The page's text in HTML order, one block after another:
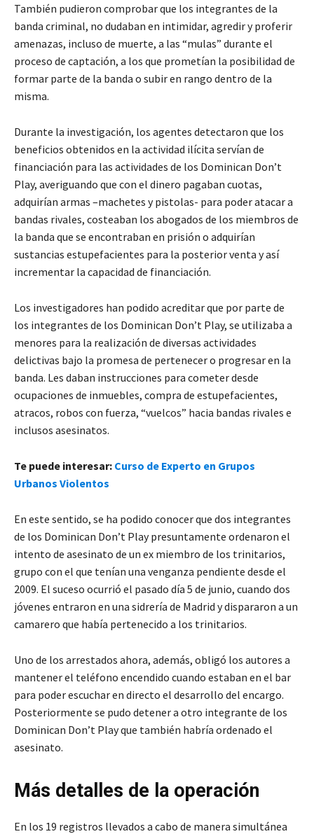
También pudieron comprobar que los integrantes de la
banda criminal, no dudaban en intimidar, agredir y proferir
amenazas, incluso de muerte, a las “mulas” durante el
proceso de captación, a los que prometían la posibilidad de
formar parte de la banda o subir en rango dentro de la
misma.
Durante la investigación, los agentes detectaron que los
beneficios obtenidos en la actividad ilícita servían de
financiación para las actividades de los Dominican Don’t
Play, averiguando que con el dinero pagaban cuotas,
adquirían armas –machetes y pistolas- para poder atacar a
bandas rivales, costeaban los abogados de los miembros de
la banda que se encontraban en prisión o adquirían
sustancias estupefacientes para la posterior venta y así
incrementar la capacidad de financiación.
Los investigadores han podido acreditar que por parte de
los integrantes de los Dominican Don’t Play, se utilizaba a
menores para la realización de diversas actividades
delictivas bajo la promesa de pertenecer o progresar en la
banda. Les daban instrucciones para cometer desde
ocupaciones de inmuebles, compra de estupefacientes,
atracos, robos con fuerza, “vuelcos” hacia bandas rivales e
inclusos asesinatos.
Te puede interesar: Curso de Experto en Grupos
Urbanos Violentos
En este sentido, se ha podido conocer que dos integrantes
de los Dominican Don’t Play presuntamente ordenaron el
intento de asesinato de un ex miembro de los trinitarios,
grupo con el que tenían una venganza pendiente desde el
2009. El suceso ocurrió el pasado día 5 de junio, cuando dos
jóvenes entraron en una sidrería de Madrid y dispararon a un
camarero que había pertenecido a los trinitarios.
Uno de los arrestados ahora, además, obligó los autores a
mantener el teléfono encendido cuando estaban en el bar
para poder escuchar en directo el desarrollo del encargo.
Posteriormente se pudo detener a otro integrante de los
Dominican Don’t Play que también habría ordenado el
asesinato.
Más detalles de la operación
En los 19 registros llevados a cabo de manera simultánea